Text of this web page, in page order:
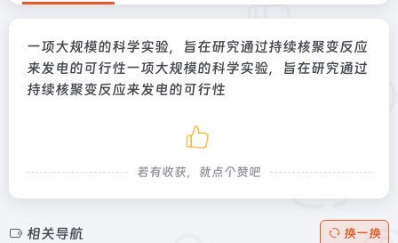
一项大规模的科学实验，旨在研究通过持续核聚变反应
来发电的可行性一项大规模的科学实验，旨在研究通过
持续核聚变反应来发电的可行性
若有收获，就点个赞吧
相关导航 换一换